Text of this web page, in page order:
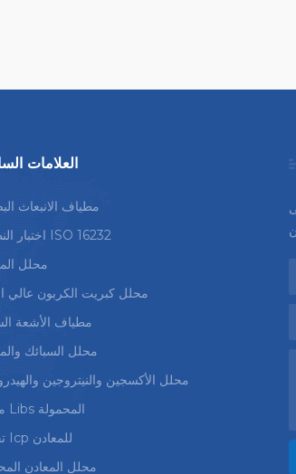
العلامات
مطياف الانبعاث
اختبار النظافة ISO 16232
محلل
محلل كبريت الكربون عالي
مطياف الأشعة
محلل السبائك
محلل الأكسجين والنيتروجين
محلل Libs المحمولة
تحليل Icp للمعادن
محلل المعادن